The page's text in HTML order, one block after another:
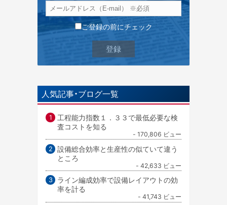
ご登録の前にチェック
人気記事・ブログ一覧
工程能力指数１．３３で最低必要な検
査コストを知る
- 170,806 ビュー
設備総合効率と生産性の似ていて違う
ところ
- 42,633 ビュー
ライン編成効率で設備レイアウトの効
率を計る
- 41,743 ビュー